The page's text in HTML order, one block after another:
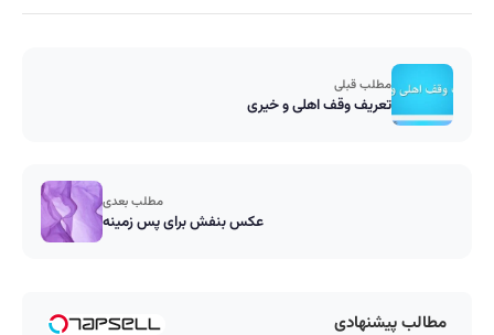
مطلب قبلی
تعریف وقف اهلی و خیری
مطلب بعدی
عکس بنفش برای پس زمینه
مطالب پیشنهادی